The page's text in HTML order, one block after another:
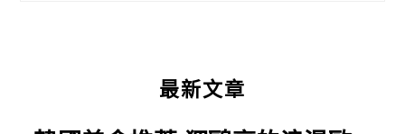
最新文章